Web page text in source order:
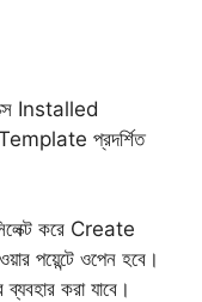
Installed
প্রদর্শিত
করে Create
পয়েন্টে ওপেন হবে।
করা যাবে।